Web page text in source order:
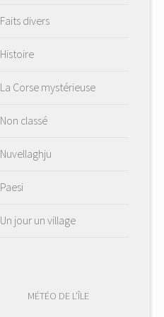
Faits divers
Histoire
La Corse mystérieuse
Non classé
Nuvellaghju
Paesi
Un jour un village
MÉTÉO DE L'ÎLE